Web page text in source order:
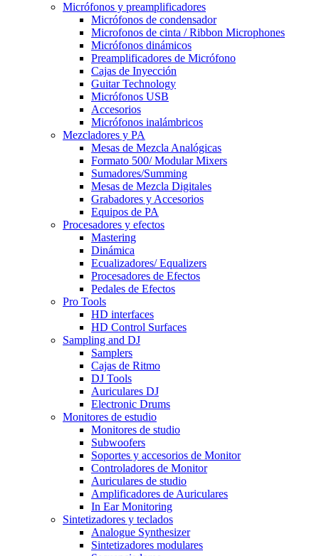
Micrófonos y preamplificadores
Micrófonos de condensador
Microfonos de cinta / Ribbon Microphones
Micrófonos dinámicos
Preamplificadores de Micrófono
Cajas de Inyección
Guitar Technology
Micrófonos USB
Accesorios
Micrófonos inalámbricos
Mezcladores y PA
Mesas de Mezcla Analógicas
Formato 500/ Modular Mixers
Sumadores/Summing
Mesas de Mezcla Digitales
Grabadores y Accesorios
Equipos de PA
Procesadores y efectos
Mastering
Dinámica
Ecualizadores/ Equalizers
Procesadores de Efectos
Pedales de Efectos
Pro Tools
HD interfaces
HD Control Surfaces
Sampling and DJ
Samplers
Cajas de Ritmo
DJ Tools
Auriculares DJ
Electronic Drums
Monitores de estudio
Monitores de studio
Subwoofers
Soportes y accesorios de Monitor
Controladores de Monitor
Auriculares de studio
Amplificadores de Auriculares
In Ear Monitoring
Sintetizadores y teclados
Analogue Synthesizer
Sintetizadores modulares